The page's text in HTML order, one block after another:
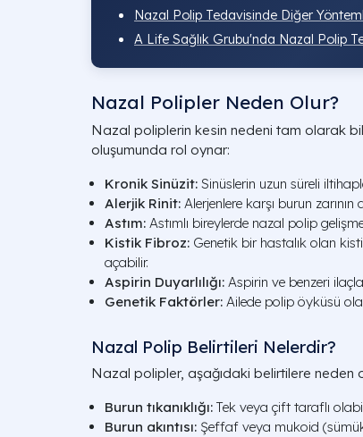
Nazal Polip Tedavisinde Diğer
A Life Sağlık Grubu'nda Nazal Polip
Nazal Polipler Neden Olur?
Nazal poliplerin kesin nedeni tam olarak
oluşumunda rol oynar:
Kronik Sinüzit: Sinüslerin uzun süreli
Alerjik Rinit: Alerjenlere karşı burun zarının
Astım: Astımlı bireylerde nazal polip
Kistik Fibroz: Genetik bir hastalık olan
açabilir.
Aspirin Duyarlılığı: Aspirin ve benzeri
Genetik Faktörler: Ailede polip öyküsü
Nazal Polip Belirtileri Nelerdir?
Nazal polipler, aşağıdaki belirtilere neden
Burun tıkanıklığı: Tek veya çift taraflı
Burun akıntısı: Şeffaf veya mukoid